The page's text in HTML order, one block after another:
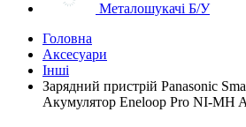
Металошукачі Б/У
Головна
Аксесуари
Інші
Зарядний пристрій Panasonic
Акумулятор Eneloop Pro NI-MH